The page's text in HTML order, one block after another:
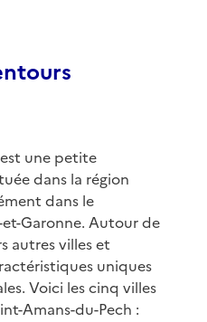
une petite
dans la région
dans le
Garonne. Autour de
autres villes et
uniques
Voici les cinq villes
Amans-du-Pech :